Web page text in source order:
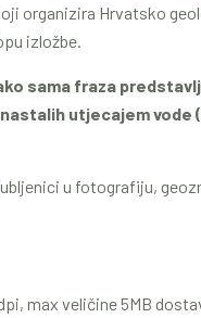
organizira Hrvatsko
izložbe.
sama fraza
utjecajem vode
u fotografiju,
max veličine 5MB